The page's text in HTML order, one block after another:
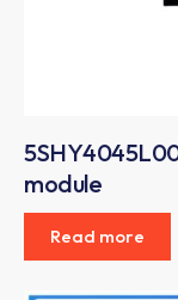
module
Read more